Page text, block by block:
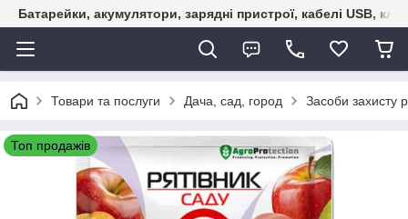
Батарейки, акумулятори, зарядні пристрої, кабелі USB,
Товари та послуги Дача, сад, город Засоби захисту
Топ продажів